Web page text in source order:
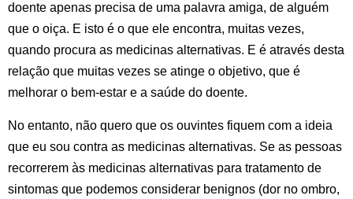
doente apenas precisa de uma palavra amiga, de alguém
que o oiça. E isto é o que ele encontra, muitas vezes,
quando procura as medicinas alternativas. E é através desta
relação que muitas vezes se atinge o objetivo, que é
melhorar o bem-estar e a saúde do doente.
No entanto, não quero que os ouvintes fiquem com a ideia
que eu sou contra as medicinas alternativas. Se as pessoas
recorrerem às medicinas alternativas para tratamento de
sintomas que podemos considerar benignos (dor no ombro,